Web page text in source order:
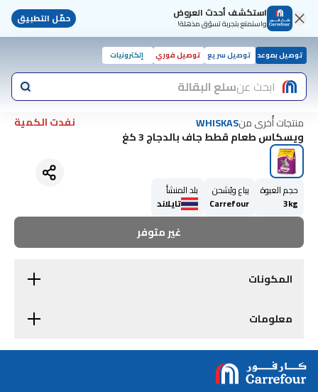
استكشف أحدث العروض
واستمتع بتجربة تسوّق مذهلة! حمّل التطبيق
توصيل بموعد توصيل سريع توصيل فوري إلكترونيات
ابحث عنسلع البقالة
منتجات أُخرى منWHISKAS
نفدت الكمية
ويسكاس طعام قطط جاف بالدجاج 3 كغ
حجم العبوة
3kg
يباع ويُشحن
Carrefour
بلد المنشأ
تايلاند
غير متوفر
المكونات
معلومات